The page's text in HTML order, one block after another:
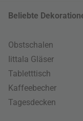
Beliebte
Obstschalen
Iittala Gläser
Tabletttisch
Kaffeebecher
Tagesdecken